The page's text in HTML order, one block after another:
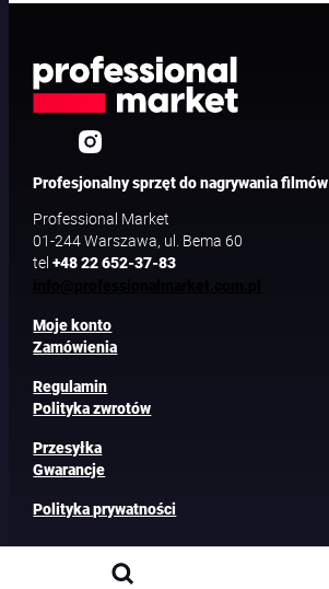
Profesjonalny sprzęt do nagrywania
Professional Market
01-244 Warszawa, ul. Bema 60
tel+48 22 652-37-83
Moje konto
Zamówienia
Regulamin
Polityka zwrotów
Przesyłka
Gwarancje
Polityka prywatności